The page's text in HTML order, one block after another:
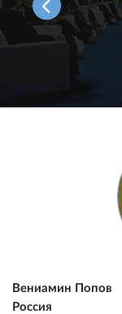
Вениамин Попов
Россия